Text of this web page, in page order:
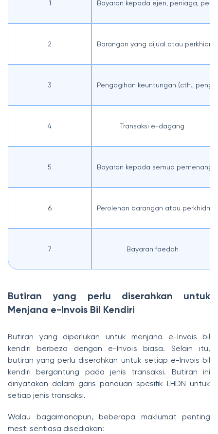
1 Bayaran kepada ejen, peniaga,
2 Barangan yang dijual atau
3 Pengagihan keuntungan (cth.,
4 Transaksi e-dagang
5 Bayaran kepada semua pemenang
6 Perolehan barangan atau
7 Bayaran faedah
Butiran yang perlu diserahkan untuk
Menjana e-Invois Bil Kendiri
Butiran yang diperlukan untuk menjana e-Invois bil
kendiri berbeza dengan e-Invois biasa. Selain itu,
butiran yang perlu diserahkan untuk setiap e-Invois bil
kendiri bergantung pada jenis transaksi. Butiran ini
dinyatakan dalam garis panduan spesifik LHDN untuk
setiap jenis transaksi.
Walau bagaimanapun, beberapa maklumat penting
mesti sentiasa disediakan: